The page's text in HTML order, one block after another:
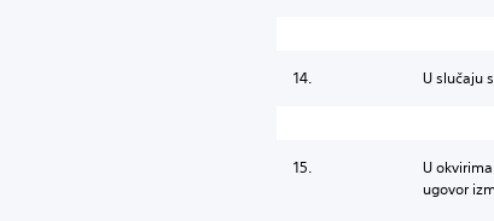
14. U slučaju
15.
U
ugovor